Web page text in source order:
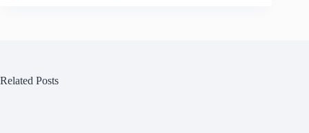
Related Posts